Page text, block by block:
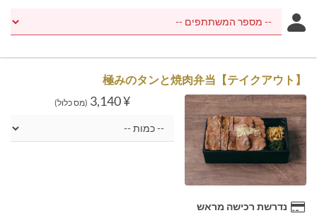
【テイクアウト】極みのタンと焼肉弁当
¥ 3,140 (מס כלול)
נדרשת רכישה מראש